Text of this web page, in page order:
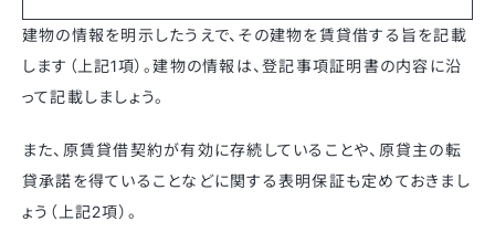
建物の情報を明示したうえで、その建物を賃貸借する旨を記載
します（上記1項）。建物の情報は、登記事項証明書の内容に沿
って記載しましょう。
また、原賃貸借契約が有効に存続していることや、原貸主の転
貸承諾を得ていることなどに関する表明保証も定めておきまし
ょう（上記2項）。